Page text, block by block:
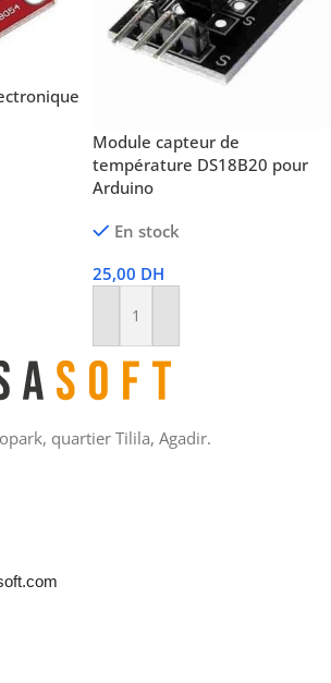
Module capteur de
température DS18B20 pour
Arduino
En stock
25,00 DH
Ajouter Au Panier
quartier Tilila, Agadir.